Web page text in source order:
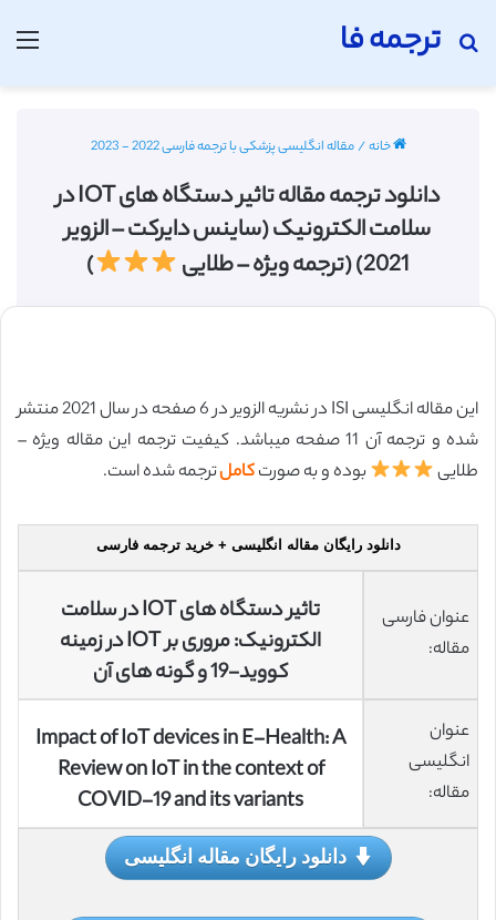
ترجمه فا
جستجو برای
خانه/مقاله انگلیسی پزشکی با ترجمه فارسی 2022 - 2023
دانلود ترجمه مقاله تاثیر دستگاه های IOT در
سلامت الکترونیک (ساینس دایرکت – الزویر
2021) (ترجمه ویژه – طلایی
)
این مقاله انگلیسی ISI در نشریه الزویر در 6 صفحه در سال 2021 منتشر
شده و ترجمه آن 11 صفحه میباشد. کیفیت ترجمه این مقاله ویژه –
طلایی
بوده و به صورتکاملترجمه شده است.
دانلود رایگان مقاله انگلیسی + خرید ترجمه فارسی
عنوان فارسی
مقاله:
تاثیر دستگاه های IOT در سلامت
الکترونیک: مروری بر IOT در زمینه
کووید-19 و گونه های آن
عنوان
انگلیسی
مقاله:
Impact of IoT devices in E-Health: A
Review on IoT in the context of
COVID-19 and its variants
دانلود رایگان مقاله انگلیسی